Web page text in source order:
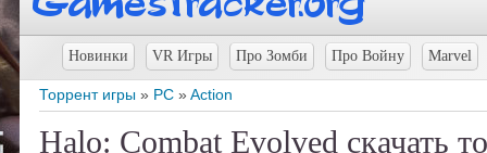
Новинки VR Игры Про Зомби Про Войну Marvel
Торрент игры » PC »Action
Halo: Combat Evolved скачать